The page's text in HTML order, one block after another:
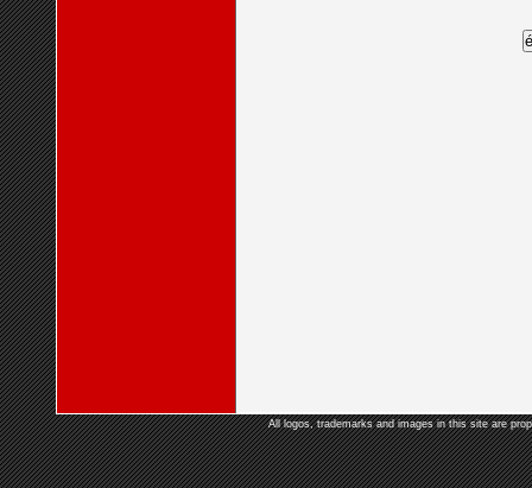
All logos, trademarks and images in this site are